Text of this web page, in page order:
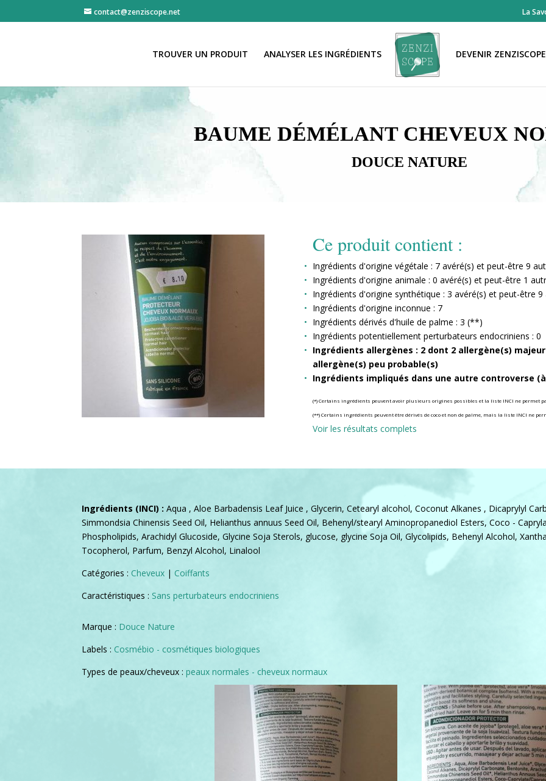
contact@zenziscope.net La
TROUVER UN PRODUIT ANALYSER LES INGRÉDIENTS DEVENIR
BAUME DÉMÉLANT CHEVEUX
DOUCE NATURE
Ce produit contient :
Ingrédients d'origine végétale : 7 avéré(s) et peut-être 9
Ingrédients d'origine animale : 0 avéré(s) et peut-être 1
Ingrédients d'origine synthétique : 3 avéré(s) et peut-être
Ingrédients d'origine inconnue : 7
Ingrédients dérivés d'huile de palme : 3 (**)
Ingrédients potentiellement perturbateurs endocriniens : 0
Ingrédients allergènes : 2 dont 2 allergène(s)
allergène(s) peu probable(s)
Ingrédients impliqués dans une autre controverse
(*) Certains ingrédients peuvent avoir plusieurs origines possibles et la liste INCI ne permet
(**) Certains ingrédients peuvent être dérivés de coco et non de palme, mais la liste INCI ne
Voir les résultats complets
Ingrédients (INCI) :Aqua , Aloe Barbadensis Leaf Juice , Glycerin, Cetearyl alcohol, Coconut Alkanes , Dicaprylyl
Simmondsia Chinensis Seed Oil, Helianthus annuus Seed Oil, Behenyl/stearyl Aminopropanediol Esters, Coco -
Phospholipids, Arachidyl Glucoside, Glycine Soja Sterols, glucose, glycine Soja Oil, Glycolipids, Behenyl Alcohol,
Tocopherol, Parfum, Benzyl Alcohol, Linalool
Catégories :Cheveux | Coiffants
Caractéristiques : Sans perturbateurs endocriniens
Marque : Douce Nature
Labels : Cosmébio - cosmétiques biologiques
Types de peaux/cheveux :peaux normales - cheveux normaux